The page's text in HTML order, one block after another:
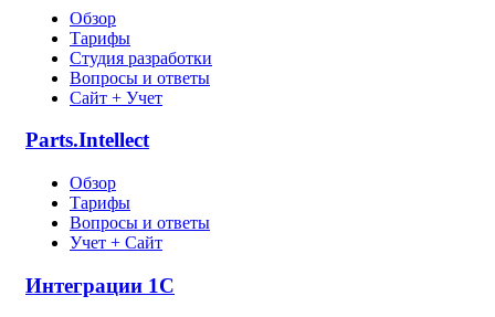
Обзор
Тарифы
Студия разработки
Вопросы и ответы
Сайт + Учет
Parts.Intellect
Обзор
Тарифы
Вопросы и ответы
Учет + Сайт
Интеграции 1С